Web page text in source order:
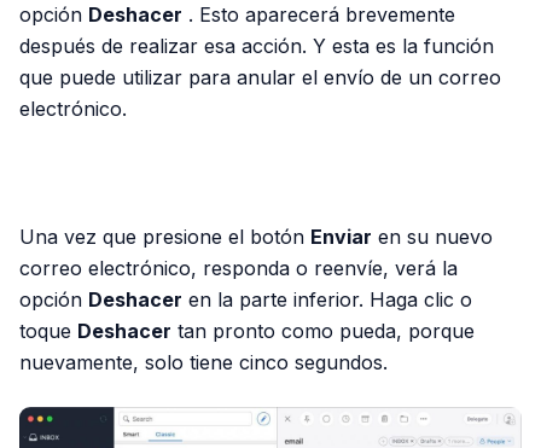
opción Deshacer . Esto aparecerá brevemente
después de realizar esa acción. Y esta es la función
que puede utilizar para anular el envío de un correo
electrónico.
Una vez que presione el botón Enviar en su nuevo
correo electrónico, responda o reenvíe, verá la
opción Deshacer en la parte inferior. Haga clic o
toque Deshacer tan pronto como pueda, porque
nuevamente, solo tiene cinco segundos.